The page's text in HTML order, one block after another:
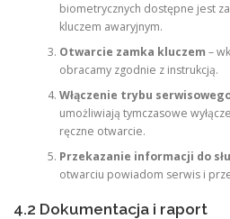
biometrycznych dostępne jest
kluczem awaryjnym.
Otwarcie zamka kluczem –
obracamy zgodnie z instrukcją.
Włączenie trybu
umożliwiają tymczasowe
ręczne otwarcie.
Przekazanie informacji do
otwarciu powiadom serwis i
4.2 Dokumentacja i raport